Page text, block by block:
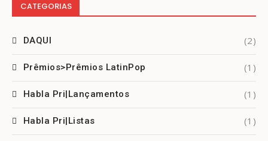
CATEGORIAS
DAQUI (2)
Prêmios>Prêmios LatinPop (1)
Habla Pri|Lançamentos (1)
Habla Pri|Listas (1)